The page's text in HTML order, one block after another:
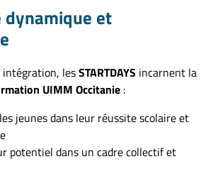
dynamique et
intégration, lesSTARTDAYS incarnent la
UIMM Occitanie :
jeunes dans leur réussite scolaire et
potentiel dans un cadre collectif et